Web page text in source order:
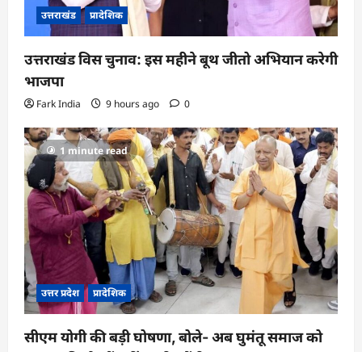
उत्तराखंड प्रादेशिक
उत्तराखंड विस चुनाव: इस महीने बूथ जीतो अभियान करेगी
भाजपा
Fark India 9 hours ago 0
1 minute read
उत्तर प्रदेश प्रादेशिक
सीएम योगी की बड़ी घोषणा, बोले- अब घुमंतू समाज को